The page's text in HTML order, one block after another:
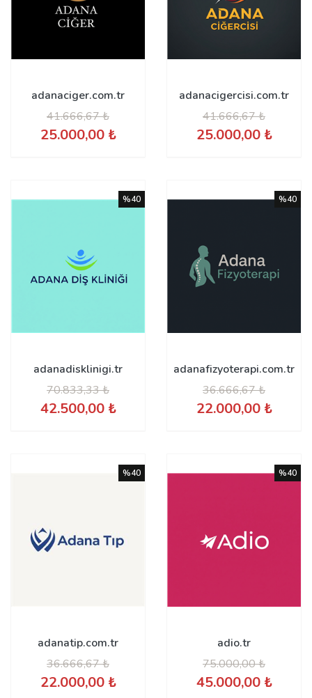
adanaciger.com.tr
41.666,67 ₺
25.000,00 ₺
adanacigercisi.com.tr
41.666,67 ₺
25.000,00 ₺
adanadisklinigi.tr
70.833,33 ₺
42.500,00 ₺
%40
adanafizyoterapi.com.tr
36.666,67 ₺
22.000,00 ₺
%40
adanatip.com.tr
36.666,67 ₺
22.000,00 ₺
%40
adio.tr
75.000,00 ₺
45.000,00 ₺
%40